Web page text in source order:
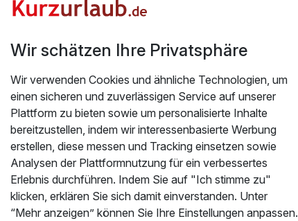
und Darmstadt genießen inkl. 1x
wohl und kommen sehr gerne wieder. Vielen
an das perfekte, freundliche Personal an der
Wir schätzen Ihre Privatsphäre
Wir verwenden Cookies und ähnliche Technologien, um
einen sicheren und zuverlässigen Service auf unserer
Plattform zu bieten sowie um personalisierte Inhalte
bereitzustellen, indem wir interessenbasierte Werbung
erstellen, diese messen und Tracking einsetzen sowie
Analysen der Plattformnutzung für ein verbessertes
Erlebnis durchführen. Indem Sie auf "Ich stimme zu"
klicken, erklären Sie sich damit einverstanden. Unter
“Mehr anzeigen” können Sie Ihre Einstellungen anpassen.